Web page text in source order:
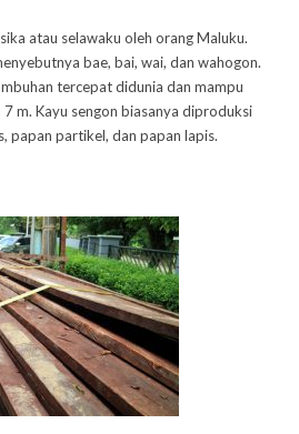
atau selawaku oleh orang Maluku.
bae, bai, wai, dan wahogon.
tercepat didunia dan mampu
m. Kayu sengon biasanya diproduksi
papan partikel, dan papan lapis.